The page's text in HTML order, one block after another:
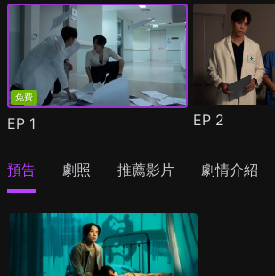
免費
EP 1 EP 2
預告 劇照 推薦影片 劇情介紹